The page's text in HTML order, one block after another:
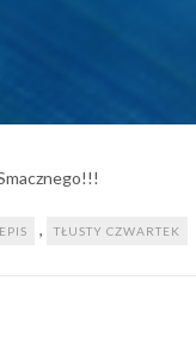
, TŁUSTY CZWARTEK